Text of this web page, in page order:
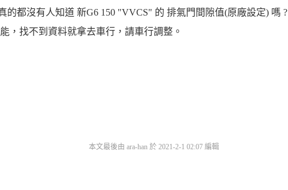
的都沒有人知道 新G6 150 "VVCS" 的 排氣門間隙值(原廠設定) 嗎 ?
，找不到資料就拿去車行，請車行調整。
本文最後由 ara-han 於 2021-2-1 02:07 編輯